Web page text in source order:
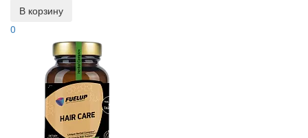
В корзину
0